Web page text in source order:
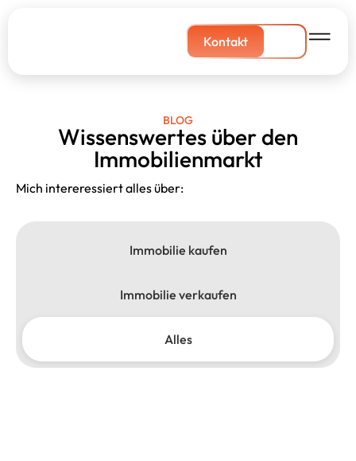
Kontakt
BLOG
Wissenswertes über den
Immobilienmarkt
Mich intereressiert alles über:
Immobilie kaufen
Immobilie verkaufen
Alles